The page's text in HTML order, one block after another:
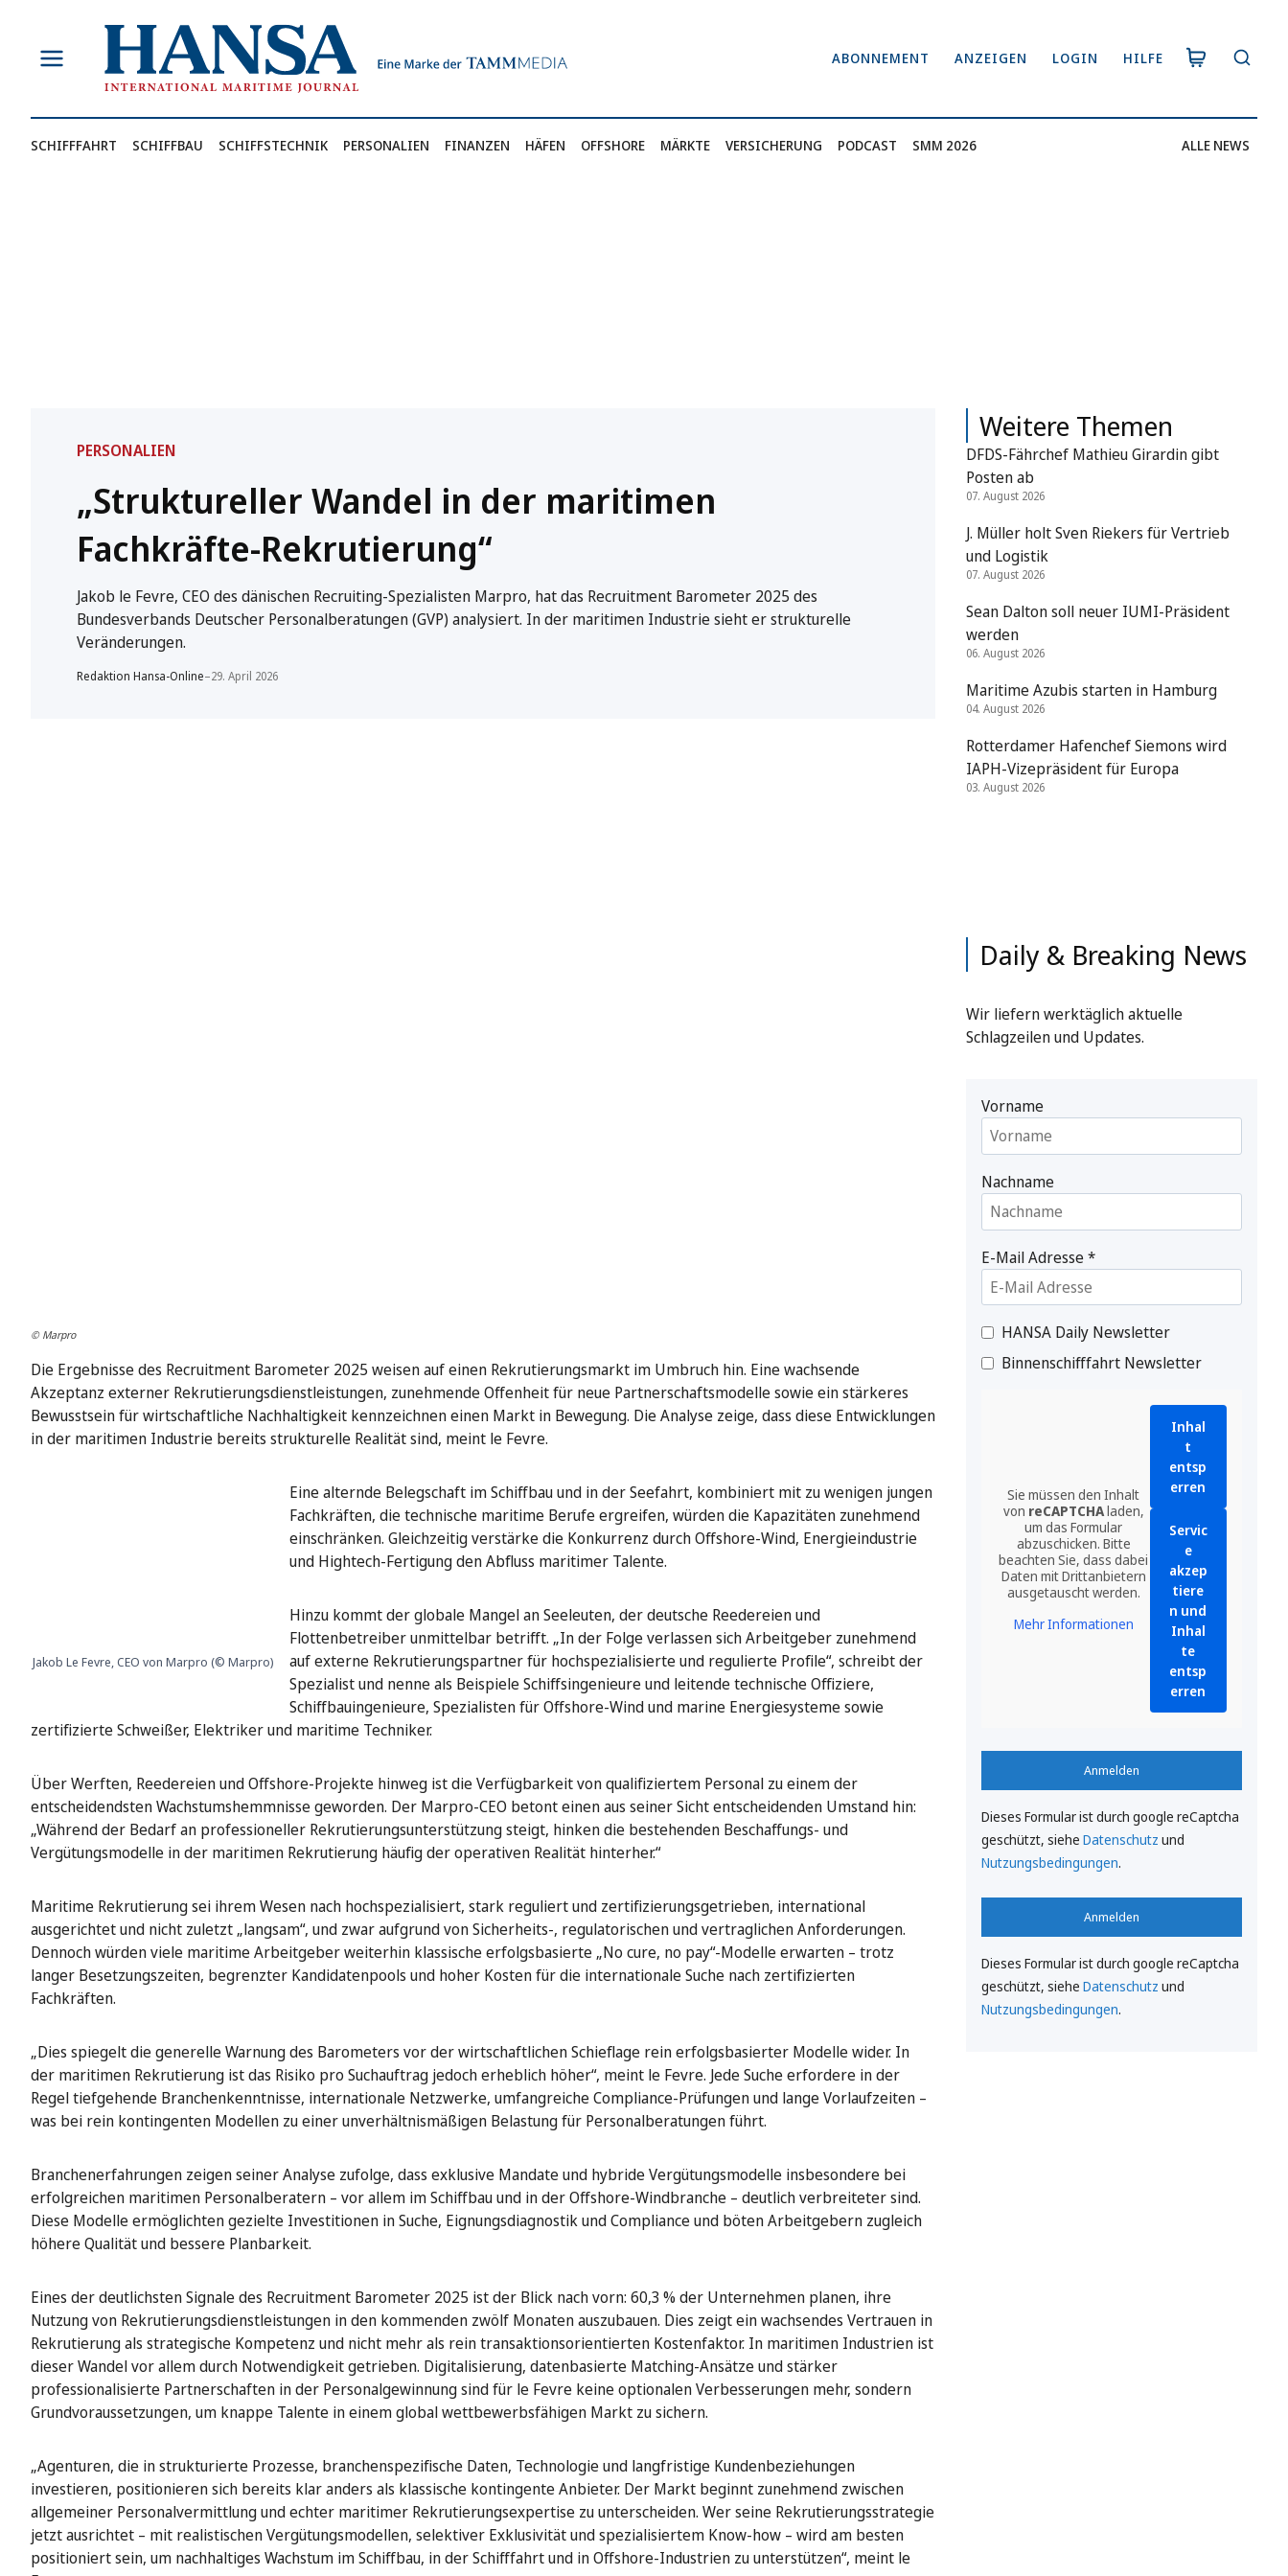
springen
ABONNEMENT ANZEIGEN LOGIN HILFE
SCHIFFFAHRT SCHIFFBAU SCHIFFSTECHNIK PERSONALIEN FINANZEN HÄFEN OFFSHORE MÄRKTE VERSICHERUNG PODCAST SMM 2026 ALLE NEWS
PERSONALIEN
„Struktureller Wandel in der maritimen
Fachkräfte-Rekrutierung“
Jakob le Fevre, CEO des dänischen Recruiting-Spezialisten Marpro, hat das Recruitment Barometer 2025 des
Bundesverbands Deutscher Personalberatungen (GVP) analysiert. In der maritimen Industrie sieht er strukturelle
Veränderungen.
Redaktion Hansa-Online–29. April 2026
© Marpro
Die Ergebnisse des Recruitment Barometer 2025 weisen auf einen Rekrutierungsmarkt im Umbruch hin. Eine wachsende
Akzeptanz externer Rekrutierungsdienstleistungen, zunehmende Offenheit für neue Partnerschaftsmodelle sowie ein stärkeres
Bewusstsein für wirtschaftliche Nachhaltigkeit kennzeichnen einen Markt in Bewegung. Die Analyse zeige, dass diese Entwicklungen
in der maritimen Industrie bereits strukturelle Realität sind, meint le Fevre.
Jakob Le Fevre, CEO von Marpro (© Marpro)
Eine alternde Belegschaft im Schiffbau und in der Seefahrt, kombiniert mit zu wenigen jungen
Fachkräften, die technische maritime Berufe ergreifen, würden die Kapazitäten zunehmend
einschränken. Gleichzeitig verstärke die Konkurrenz durch Offshore-Wind, Energieindustrie
und Hightech-Fertigung den Abfluss maritimer Talente.
Hinzu kommt der globale Mangel an Seeleuten, der deutsche Reedereien und
Flottenbetreiber unmittelbar betrifft. „In der Folge verlassen sich Arbeitgeber zunehmend
auf externe Rekrutierungspartner für hochspezialisierte und regulierte Profile“, schreibt der
Spezialist und nenne als Beispiele Schiffsingenieure und leitende technische Offiziere,
Schiffbauingenieure, Spezialisten für Offshore-Wind und marine Energiesysteme sowie
zertifizierte Schweißer, Elektriker und maritime Techniker.
Über Werften, Reedereien und Offshore-Projekte hinweg ist die Verfügbarkeit von qualifiziertem Personal zu einem der
entscheidendsten Wachstumshemmnisse geworden. Der Marpro-CEO betont einen aus seiner Sicht entscheidenden Umstand hin:
„Während der Bedarf an professioneller Rekrutierungsunterstützung steigt, hinken die bestehenden Beschaffungs- und
Vergütungsmodelle in der maritimen Rekrutierung häufig der operativen Realität hinterher.“
Maritime Rekrutierung sei ihrem Wesen nach hochspezialisiert, stark reguliert und zertifizierungsgetrieben, international
ausgerichtet und nicht zuletzt „langsam“, und zwar aufgrund von Sicherheits-, regulatorischen und vertraglichen Anforderungen.
Dennoch würden viele maritime Arbeitgeber weiterhin klassische erfolgsbasierte „No cure, no pay“-Modelle erwarten – trotz
langer Besetzungszeiten, begrenzter Kandidatenpools und hoher Kosten für die internationale Suche nach zertifizierten
Fachkräften.
„Dies spiegelt die generelle Warnung des Barometers vor der wirtschaftlichen Schieflage rein erfolgsbasierter Modelle wider. In
der maritimen Rekrutierung ist das Risiko pro Suchauftrag jedoch erheblich höher“, meint le Fevre. Jede Suche erfordere in der
Regel tiefgehende Branchenkenntnisse, internationale Netzwerke, umfangreiche Compliance-Prüfungen und lange Vorlaufzeiten –
was bei rein kontingenten Modellen zu einer unverhältnismäßigen Belastung für Personalberatungen führt.
Branchenerfahrungen zeigen seiner Analyse zufolge, dass exklusive Mandate und hybride Vergütungsmodelle insbesondere bei
erfolgreichen maritimen Personalberatern – vor allem im Schiffbau und in der Offshore-Windbranche – deutlich verbreiteter sind.
Diese Modelle ermöglichten gezielte Investitionen in Suche, Eignungsdiagnostik und Compliance und böten Arbeitgebern zugleich
höhere Qualität und bessere Planbarkeit.
Eines der deutlichsten Signale des Recruitment Barometer 2025 ist der Blick nach vorn: 60,3 % der Unternehmen planen, ihre
Nutzung von Rekrutierungsdienstleistungen in den kommenden zwölf Monaten auszubauen. Dies zeigt ein wachsendes Vertrauen in
Rekrutierung als strategische Kompetenz und nicht mehr als rein transaktionsorientierten Kostenfaktor. In maritimen Industrien ist
dieser Wandel vor allem durch Notwendigkeit getrieben. Digitalisierung, datenbasierte Matching-Ansätze und stärker
professionalisierte Partnerschaften in der Personalgewinnung sind für le Fevre keine optionalen Verbesserungen mehr, sondern
Grundvoraussetzungen, um knappe Talente in einem global wettbewerbsfähigen Markt zu sichern.
„Agenturen, die in strukturierte Prozesse, branchenspezifische Daten, Technologie und langfristige Kundenbeziehungen
investieren, positionieren sich bereits klar anders als klassische kontingente Anbieter. Der Markt beginnt zunehmend zwischen
allgemeiner Personalvermittlung und echter maritimer Rekrutierungsexpertise zu unterscheiden. Wer seine Rekrutierungsstrategie
jetzt ausrichtet – mit realistischen Vergütungsmodellen, selektiver Exklusivität und spezialisiertem Know-how – wird am besten
positioniert sein, um nachhaltiges Wachstum im Schiffbau, in der Schifffahrt und in Offshore-Industrien zu unterstützen“, meint le
Weitere Themen
DFDS-Fährchef Mathieu Girardin gibt
Posten ab
07. August 2026
J. Müller holt Sven Riekers für Vertrieb
und Logistik
07. August 2026
Sean Dalton soll neuer IUMI-Präsident
werden
06. August 2026
Maritime Azubis starten in Hamburg
04. August 2026
Rotterdamer Hafenchef Siemons wird
IAPH-Vizepräsident für Europa
03. August 2026
Daily & Breaking News
Wir liefern werktäglich aktuelle
Schlagzeilen und Updates.
Vorname
Nachname
E-Mail Adresse*
HANSA Daily Newsletter
Binnenschifffahrt Newsletter
Sie müssen den Inhalt
von reCAPTCHAladen,
um das Formular
abzuschicken. Bitte
beachten Sie, dass dabei
Daten mit Drittanbietern
ausgetauscht werden.
Mehr Informationen
Inhal
t
entsp
erren
Servic
e
akzep
tiere
n und
Inhal
te
entsp
erren
Anmelden
Dieses Formular ist durch google reCaptcha
geschützt, siehe Datenschutz und
Nutzungsbedingungen.
Anmelden
Dieses Formular ist durch google reCaptcha
geschützt, siehe Datenschutz und
Nutzungsbedingungen.